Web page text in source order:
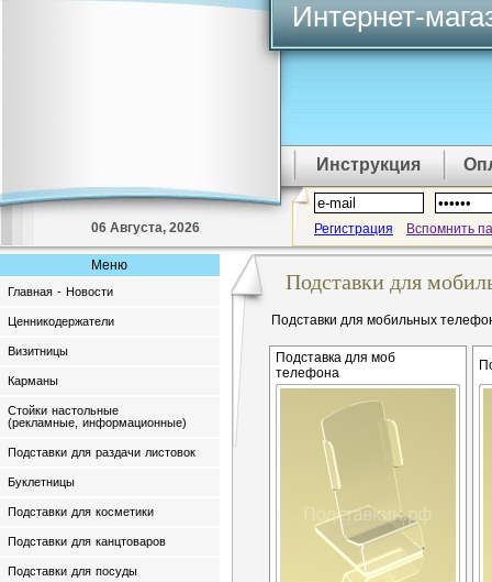
06 Августа, 2026
Интернет-
Инструкция
Регистрация Вспомнить
Меню
Главная - Новости
Ценникодержатели
Визитницы
Карманы
Стойки настольные
(рекламные, информационные)
Подставки для раздачи листовок
Буклетницы
Подставки для косметики
Подставки для канцтоваров
Подставки для посуды
Подставки для
Подставки для мобильных
Подставка для моб
телефона